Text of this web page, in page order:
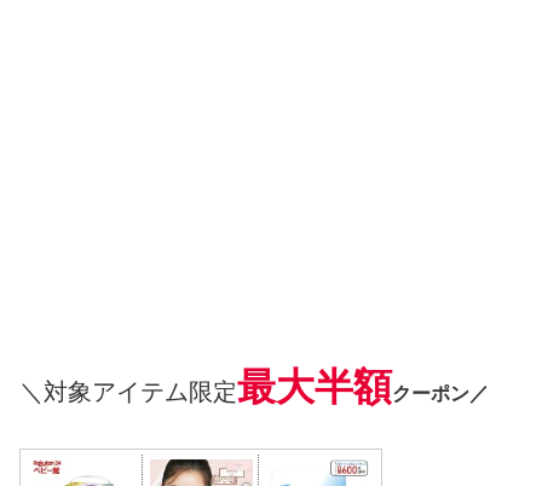
＼対象アイテム限定最大半額クーポン／